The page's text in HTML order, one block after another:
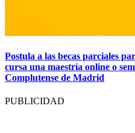
Postula a las becas parciales
cursa una maestría online o
Complutense de Madrid
PUBLICIDAD